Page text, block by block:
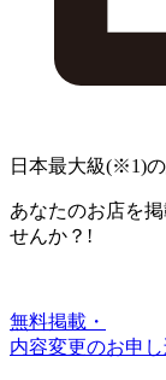
日本最大級(※1)
あなたのお店を
せんか？!
無料掲載・
内容変更のお申